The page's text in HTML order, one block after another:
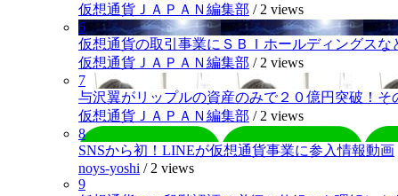
仮想通貨ＪＡＰＡＮ編集部 / 2 views
6
仮想通貨の取引事業にＳＢＩホールディングスな
仮想通貨ＪＡＰＡＮ編集部 / 2 views
7
与沢翼がリップルの資産のみで２０億円突破！そ
仮想通貨ＪＡＰＡＮ編集部 / 2 views
8
SNSから初！LINEが仮想通貨事業に参入情報動画
noys-yoshi / 2 views
9